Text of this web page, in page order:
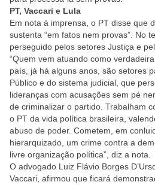
PT, Vaccari e Lula
Em nota à imprensa, o PT disse que
sustenta “em fatos nem provas”. No
perseguido pelos setores Justiça e
“Quem vem atuando como
país, já há alguns anos, são setores
Público e do sistema judicial, que
lideranças com acusações sem pé
de criminalizar o partido. Trabalham
o PT da vida política brasileira,
abuso de poder. Cometem, em
hierarquizado, um crime contra a
livre organização política”, diz a nota.
O advogado Luiz Flávio Borges
Vaccari, afirmou que ficará